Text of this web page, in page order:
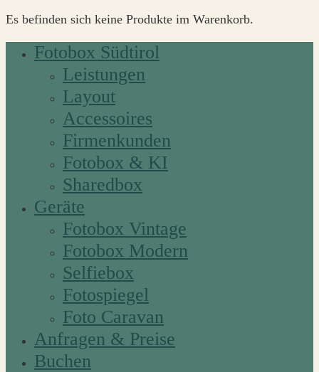
Es befinden sich keine Produkte im Warenkorb.
Fotobox Südtirol
Leistungen
Layout
Accessoires
Firmenkunden
Fotobox & KI
Sharedbox
Geräte
Fotobox Vintage
Fotobox Modern
Selfiebox
Fotospiegel
Foto Caravan
Anfragen & Preise
Buchen